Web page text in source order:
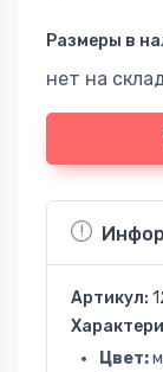
Размеры в
нет на
Артикул:
Цвет: